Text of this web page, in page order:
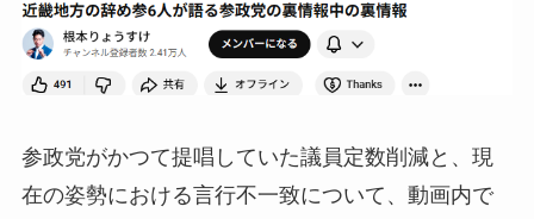
参政党がかつて提唱していた議員定数削減と、現
在の姿勢における言行不一致について、動画内で